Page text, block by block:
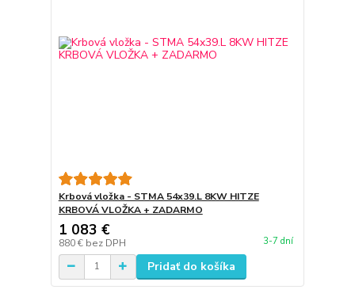
Krbová vložka - STMA 54x39.L 8KW HITZE
KRBOVÁ VLOŽKA + ZADARMO
1 083 €
880 € bez DPH 3-7 dní
Pridať do košíka